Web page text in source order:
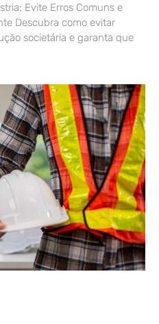
Evite Erros Comuns e
Descubra como evitar
societária e garanta que